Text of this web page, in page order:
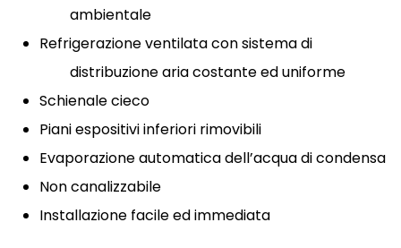
ambientale
Refrigerazione ventilata con sistema di
distribuzione aria costante ed uniforme
Schienale cieco
Piani espositivi inferiori rimovibili
Evaporazione automatica dell’acqua di condensa
Non canalizzabile
Installazione facile ed immediata